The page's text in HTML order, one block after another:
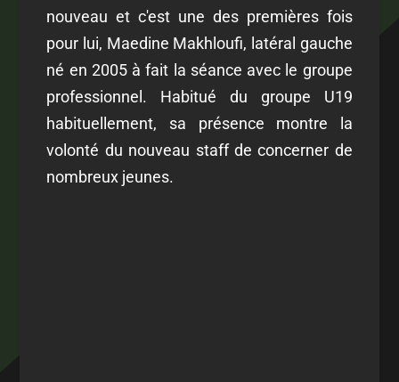
nouveau et c'est une des premières fois
pour lui, Maedine Makhloufi, latéral gauche
né en 2005 à fait la séance avec le groupe
professionnel. Habitué du groupe U19
habituellement, sa présence montre la
volonté du nouveau staff de concerner de
nombreux jeunes.